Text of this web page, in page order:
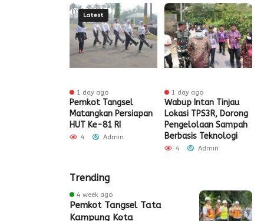
Latest
1 day ago
Pemkot Tangsel
Matangkan Persiapan
HUT Ke-81 RI
4 Admin
1 day ago
Wabup Intan Tinjau
Lokasi TPS3R, Dorong
Pengelolaan Sampah
Berbasis Teknologi
4 Admin
Trending
4 week ago
Pemkot Tangsel Tata
Kampung Kota